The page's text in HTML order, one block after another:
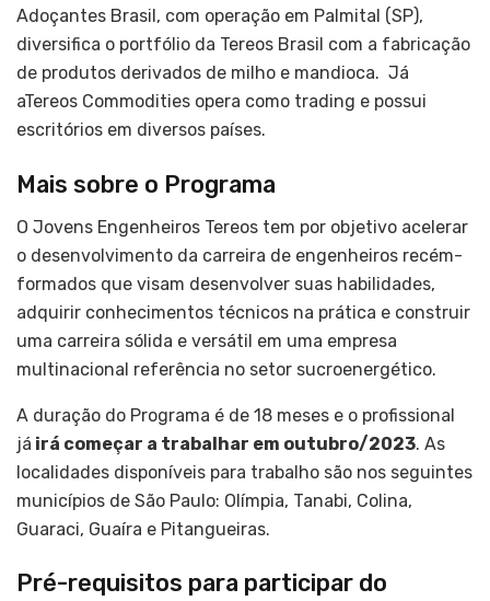
Adoçantes Brasil, com operação em Palmital (SP),
diversifica o portfólio da Tereos Brasil com a fabricação
de produtos derivados de milho e mandioca. Já
aTereos Commodities opera como trading e possui
escritórios em diversos países.
Mais sobre o Programa
O Jovens Engenheiros Tereos tem por objetivo acelerar
o desenvolvimento da carreira de engenheiros recém-
formados que visam desenvolver suas habilidades,
adquirir conhecimentos técnicos na prática e construir
uma carreira sólida e versátil em uma empresa
multinacional referência no setor sucroenergético.
A duração do Programa é de 18 meses e o profissional
já irá começar a trabalhar em outubro/2023. As
localidades disponíveis para trabalho são nos seguintes
municípios de São Paulo: Olímpia, Tanabi, Colina,
Guaraci, Guaíra e Pitangueiras.
Pré-requisitos para participar do